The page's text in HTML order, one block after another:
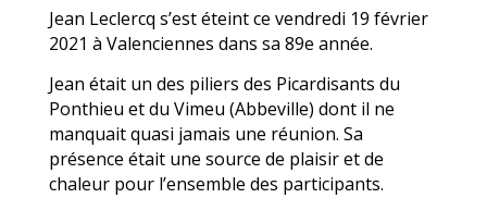
Jean Leclercq s’est éteint ce vendredi 19 février
2021 à Valenciennes dans sa 89e année.
Jean était un des piliers des Picardisants du
Ponthieu et du Vimeu (Abbeville) dont il ne
manquait quasi jamais une réunion. Sa
présence était une source de plaisir et de
chaleur pour l’ensemble des participants.